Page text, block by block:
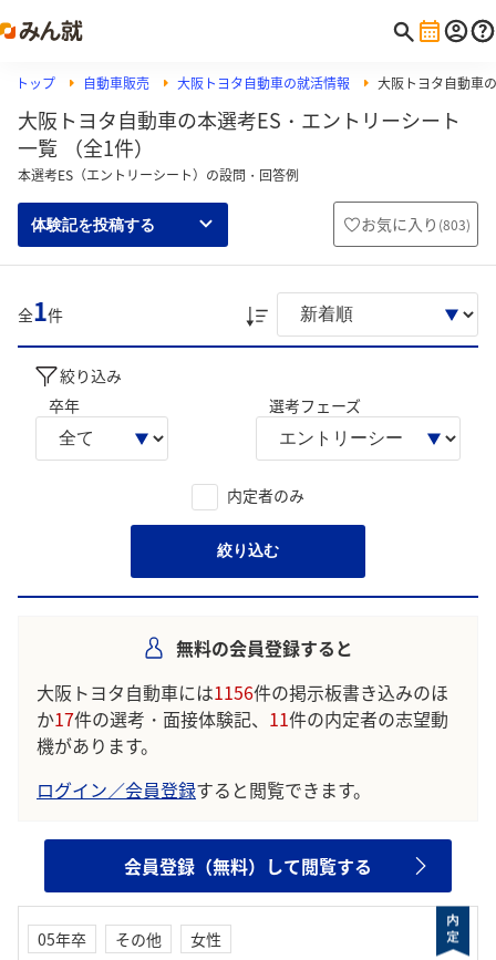
トップ 自動車販売 大阪トヨタ自動車の就活情報 大阪トヨタ自動車
大阪トヨタ自動車の本選考ES・エントリーシート
一覧 （全1件）
本選考ES（エントリーシート）の設問・回答例
体験記を投稿する お気に入り (803)
全1件
絞り込み
卒年
選考フェーズ
内定者のみ
絞り込む
無料の会員登録すると
大阪トヨタ自動車には1156件の掲示板書き込みのほ
か17件の選考・面接体験記、 11件の内定者の志望動
機があります。
ログイン／会員登録すると閲覧できます。
会員登録（無料）して閲覧する
05年卒 その他
女性